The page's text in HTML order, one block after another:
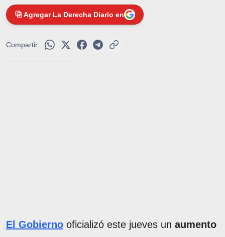
Agregar La Derecha Diario en
Compartir:
El Gobierno oficializó este jueves un aumento